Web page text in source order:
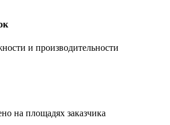
и производительности
на площадях заказчика​